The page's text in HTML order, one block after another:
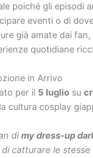
poiché gli episodi
eventi o di
già amate dai
quotidiane
in Arrivo
per il 5 luglio su
cultura cosplay
dimy dress-up
catturare le